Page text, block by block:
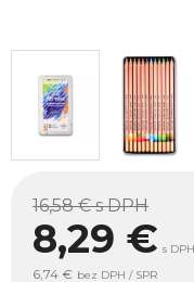
16,58 €s DPH
8,29 € s
6,74 € bez DPH / SPR